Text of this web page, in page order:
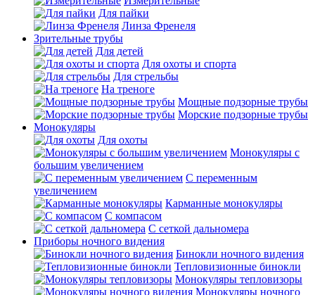
Для пайки
Линза Френеля
Зрительные трубы
Для детей
Для охоты и спорта
Для стрельбы
На треноге
Мощные подзорные трубы
Морские подзорные трубы
Монокуляры
Для охоты
Монокуляры с
большим увеличением
С переменным
увеличением
Карманные монокуляры
С компасом
С сеткой дальномера
Приборы ночного видения
Бинокли ночного видения
Тепловизионные бинокли
Монокуляры тепловизоры
Монокуляры ночного